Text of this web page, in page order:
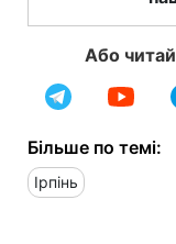
Або
Більше по темі:
Ірпінь